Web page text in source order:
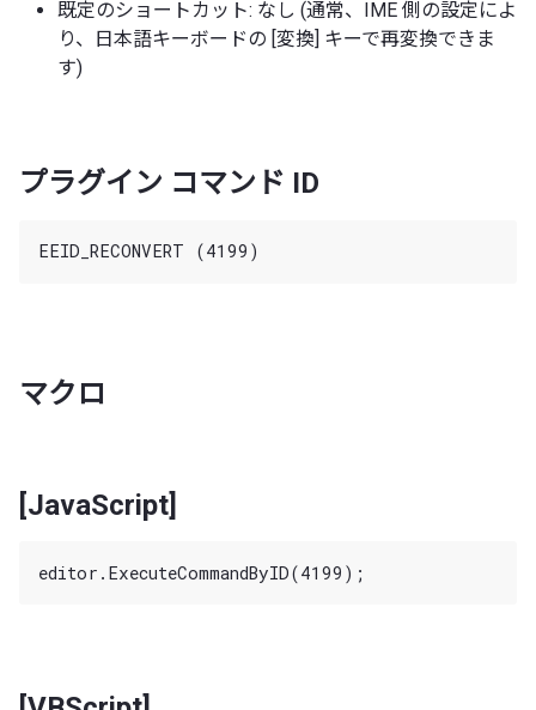
既定のショートカット: なし (通常、IME 側の設定によ
り、日本語キーボードの [変換] キーで再変換できま
す)
プラグイン コマンド ID
マクロ
[JavaScript]